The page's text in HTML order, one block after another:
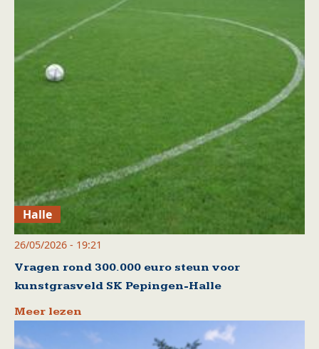
Halle
26/05/2026 - 19:21
Vragen rond 300.000 euro steun voor
kunstgrasveld SK Pepingen-Halle
Meer lezen